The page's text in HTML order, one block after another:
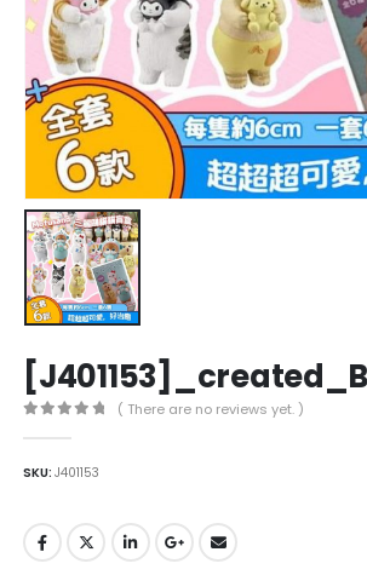
( There are no reviews yet. )
SKU:J401153